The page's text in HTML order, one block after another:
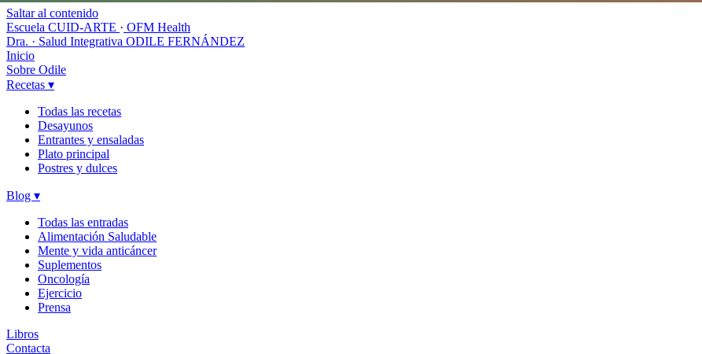
Saltar al contenido
Escuela CUID-ARTE · OFM Health
Dra. · Salud Integrativa ODILE FERNÁNDEZ
Inicio
Sobre Odile
Recetas ▾
Todas las recetas
Desayunos
Entrantes y ensaladas
Plato principal
Postres y dulces
Blog ▾
Todas las entradas
Alimentación Saludable
Mente y vida anticáncer
Suplementos
Oncología
Ejercicio
Prensa
Libros
Contacta